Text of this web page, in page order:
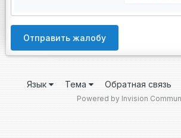
Отправить жалобу
Язык Тема Обратная связь
Powered by Invision